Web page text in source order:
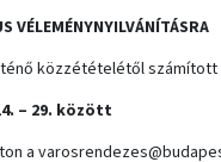
VÉLEMÉNYNYILVÁNÍTÁSRA
közzétételétől számított
– 29. között
a